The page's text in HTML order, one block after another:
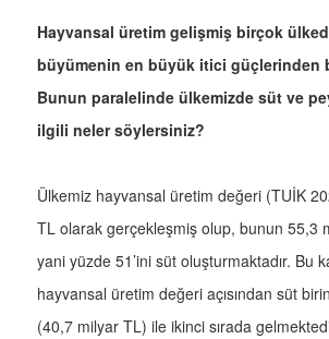
Hayvansal üretim gelişmiş birçok
büyümenin en büyük itici güçlerinden
Bunun paralelinde ülkemizde süt ve
ilgili neler söylersiniz?
Ülkemiz hayvansal üretim değeri (TUİK
TL olarak gerçekleşmiş olup, bunun 55,3
yani yüzde 51’ini süt oluşturmaktadır. Bu
hayvansal üretim değeri açısından süt
(40,7 milyar TL) ile ikinci sırada